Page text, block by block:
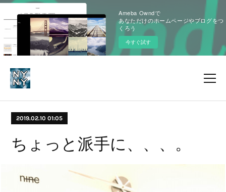
Ameba Owndで
あなただけのホームページやブログをつ
くろう
今すぐ試す
2019.02.10 01:05
ちょっと派手に、、、。